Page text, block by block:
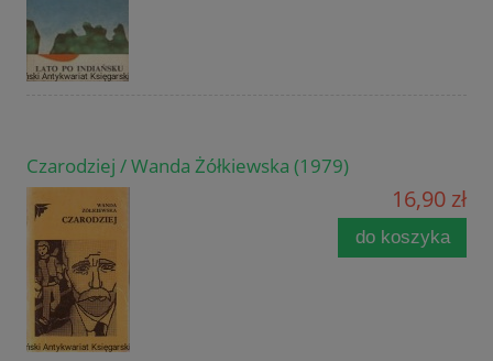
Czarodziej / Wanda Żółkiewska (1979)
16,90 zł
do koszyka